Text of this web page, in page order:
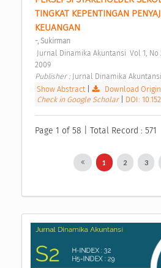
TINGKAT KEPENTINGAN
KEUANGAN
-, Sukirman
2009
Publisher : Jurnal Dinamika Akuntansi
Show Abstract| Download
Check in Google Scholar
DOI:
Page 1 of 58 | Total Record : 571
1 2 3